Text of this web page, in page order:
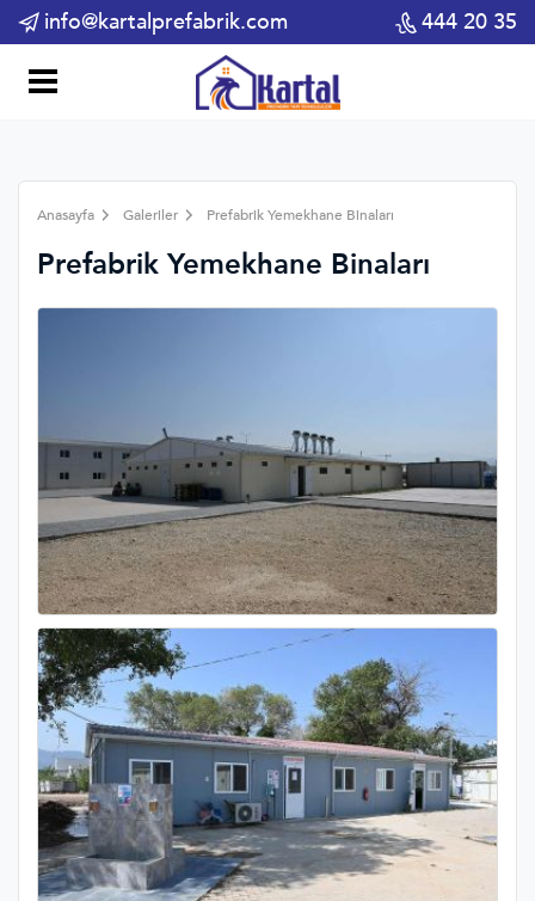
info@kartalprefabrik.com 444 20 35
Anasayfa Galeriler Prefabrik Yemekhane Binaları
Prefabrik Yemekhane Binaları